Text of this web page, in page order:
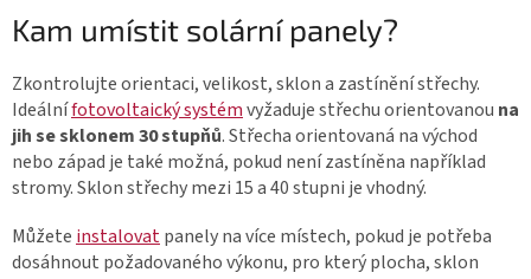
Kam umístit solární panely?
Zkontrolujte orientaci, velikost, sklon a zastínění střechy.
Ideálnífotovoltaický systémvyžaduje střechu orientovanou na
jih se sklonem 30 stupňů. Střecha orientovaná na východ
nebo západ je také možná, pokud není zastíněna například
stromy. Sklon střechy mezi 15 a 40 stupni je vhodný.
Můžeteinstalovatpanely na více místech, pokud je potřeba
dosáhnout požadovaného výkonu, pro který plocha, sklon